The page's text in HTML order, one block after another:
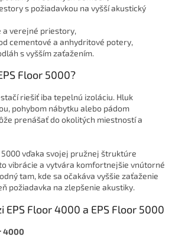
s požiadavkou na vyšší akustický
a verejné priestory,
cementové a anhydritové potery,
s vyšším zaťažením.
Floor 5000?
riešiť iba tepelnú izoláciu. Hluk
pohybom nábytku alebo pádom
prenášať do okolitých miestností a
5000 vďaka svojej pružnej štruktúre
vibrácie a vytvára komfortnejšie vnútorné
tam, kde sa očakáva vyššie zaťaženie
požiadavka na zlepšenie akustiky.
EPS Floor 4000 a EPS Floor 5000
4000